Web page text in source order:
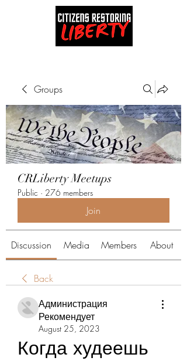
Groups
CRLiberty Meetups
Public · 276 members
Join
Discussion Media Members About
Back
Администрация
Рекомендует
August 25, 2023
Когда худеешь